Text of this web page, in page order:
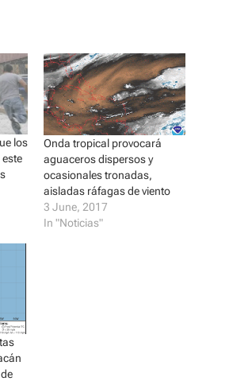
los
Onda tropical provocará
aguaceros dispersos y
ocasionales tronadas,
aisladas ráfagas de viento
3 June, 2017
In "Noticias"